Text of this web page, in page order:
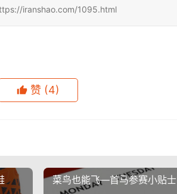
iranshao.com/1095.html
赞 (4)
​菜鸟也能飞—首马参赛小贴士